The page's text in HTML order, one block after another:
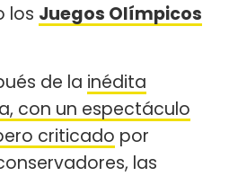
los Juegos Olímpicos
de la inédita
con un espectáculo
criticado por
las